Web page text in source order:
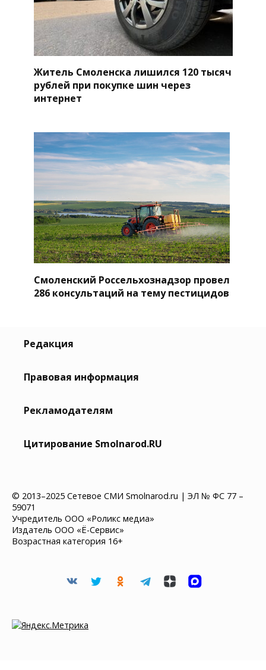
Житель Смоленска лишился 120 тысяч
рублей при покупке шин через
интернет
Смоленский Россельхознадзор провел
286 консультаций на тему пестицидов
Редакция
Правовая информация
Рекламодателям
Цитирование Smolnarod.RU
© 2013–2025 Сетевое СМИ Smolnarod.ru | ЭЛ № ФС 77 –
59071
Учредитель ООО «Роликс медиа»
Издатель ООО «Ё-Сервис»
Возрастная категория 16+